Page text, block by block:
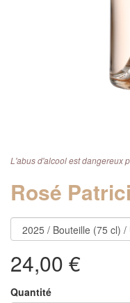
L'abus d'alcool est dangereux
Rosé
24,00 €
Quantité